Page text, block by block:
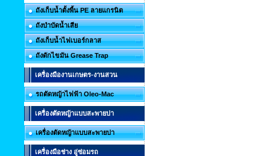
ถังเก็บน้ำตั้งพื้น PE ลายแกรนิต
ถังบำบัดน้ำเสีย
ถังเก็บน้ำไฟเบอร์กลาส
ถังดักไขมัน Grease Trap
เครื่องมืองานเกษตร-งานสวน
รถตัดหญ้าไฟฟ้า Oleo-Mac
เครื่องตัดหญ้าแบบสะพายบ่า
เครื่องตัดหญ้าแบบสะพายบ่า
เครื่องมือช่าง อู่ซ่อมรถ